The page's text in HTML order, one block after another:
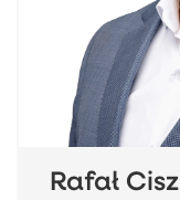
Rafał Cisz